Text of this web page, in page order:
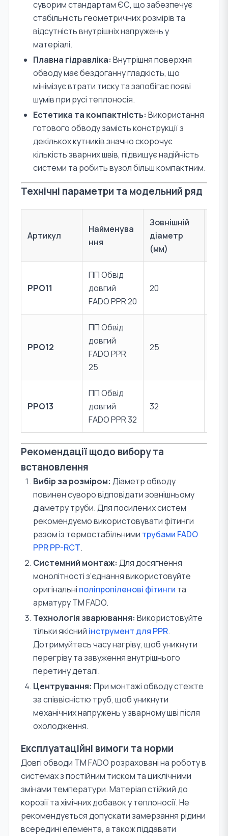
суворим стандартам ЄС, що забезпечує
стабільність геометричних розмірів та
відсутність внутрішніх напружень у
матеріалі.
Плавна гідравліка: Внутрішня поверхня
обводу має бездоганну гладкість, що
мінімізує втрати тиску та запобігає появі
шумів при русі теплоносія.
Естетика та компактність: Використання
готового обводу замість конструкції з
декількох кутників значно скорочує
кількість зварних швів, підвищує надійність
системи та робить вузол більш компактним.
Технічні параметри та модельний ряд
Артикул
Найменува
ння
Зовнішній
діаметр
(мм)
PPO11
ПП Обвід
довгий
FADO PPR 20
20
PPO12
ПП Обвід
довгий
FADO PPR
25
25
PPO13
ПП Обвід
довгий
FADO PPR 32
32
Рекомендації щодо вибору та
встановлення
Вибір за розміром: Діаметр обводу
повинен суворо відповідати зовнішньому
діаметру труби. Для посилених систем
рекомендуємо використовувати фітинги
разом із термостабільними трубами FADO
PPR PP-RCT.
Системний монтаж: Для досягнення
монолітності з’єднання використовуйте
оригінальні поліпропіленові фітинги та
арматуру TM FADO.
Технологія зварювання: Використовуйте
тільки якісний інструмент для PPR.
Дотримуйтесь часу нагріву, щоб уникнути
перегріву та завуження внутрішнього
перетину деталі.
Центрування: При монтажі обводу стежте
за співвісністю труб, щоб уникнути
механічних напружень у зварному шві після
охолодження.
Експлуатаційні вимоги та норми
Довгі обводи TM FADO розраховані на роботу в
системах з постійним тиском та циклічними
змінами температури. Матеріал стійкий до
корозії та хімічних добавок у теплоносії. Не
рекомендується допускати замерзання рідини
всередині елемента, а також піддавати